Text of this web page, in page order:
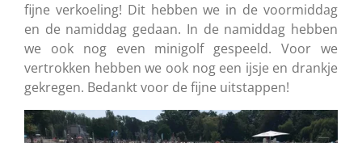
fijne verkoeling! Dit hebben we in de voormiddag
en de namiddag gedaan. In de namiddag hebben
we ook nog even minigolf gespeeld. Voor we
vertrokken hebben we ook nog een ijsje en drankje
gekregen. Bedankt voor de fijne uitstappen!